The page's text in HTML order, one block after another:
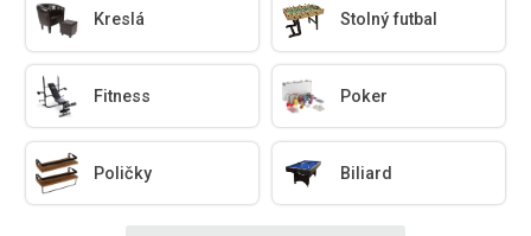
Kreslá Stolný futbal
Fitness Poker
Poličky Biliard